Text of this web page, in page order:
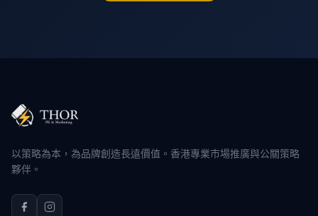
以策略為本，為品牌創造長遠價值。香港專業市場推廣與公關策略
夥伴。